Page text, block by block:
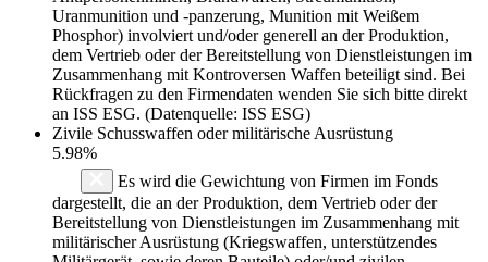
Uranmunition und -panzerung, Munition mit Weißem
Phosphor) involviert und/oder generell an der Produktion,
dem Vertrieb oder der Bereitstellung von Dienstleistungen im
Zusammenhang mit Kontroversen Waffen beteiligt sind. Bei
Rückfragen zu den Firmendaten wenden Sie sich bitte direkt
an ISS ESG. (Datenquelle: ISS ESG)
Zivile Schusswaffen oder militärische Ausrüstung
5.98%
Es wird die Gewichtung von Firmen im Fonds
dargestellt, die an der Produktion, dem Vertrieb oder der
Bereitstellung von Dienstleistungen im Zusammenhang mit
militärischer Ausrüstung (Kriegswaffen, unterstützendes